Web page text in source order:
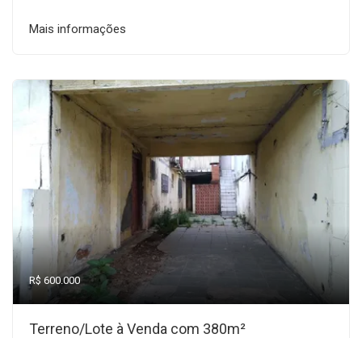
Mais informações
R$ 600.000
Terreno/Lote à Venda com 380m²